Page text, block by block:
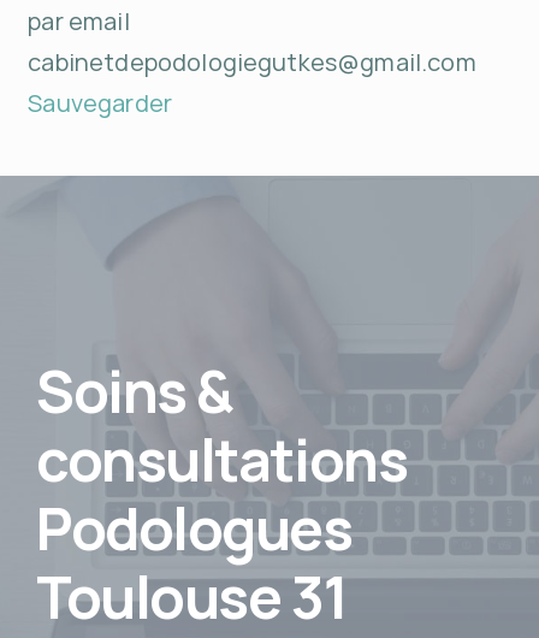
par email
cabinetdepodologiegutkes@gmail.com
Sauvegarder
Soins &
consultations
Podologues
Toulouse 31